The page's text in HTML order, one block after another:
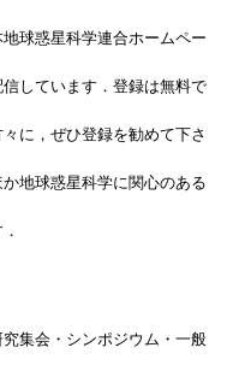
球惑星科学連合ホームペー
しています．登録は無料で
に，ぜひ登録を勧めて下さ
地球惑星科学に関心のある
集会・シンポジウム・一般